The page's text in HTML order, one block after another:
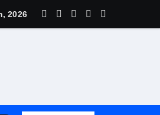
हुआ तीलू रौतेली पुरस्कार के लिय चयन
2026